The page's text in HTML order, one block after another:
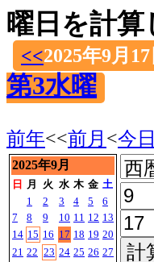
曜日を計算
<<2025年9月17
第3水曜
前年<<前月 <今日
2025年9月
日 月 火 水 木 金 土
1
2 3 4 5
6
7
8 9 10 11 12 13
14 15 16 17 18 19 20
21 22 23 24 25 26 27